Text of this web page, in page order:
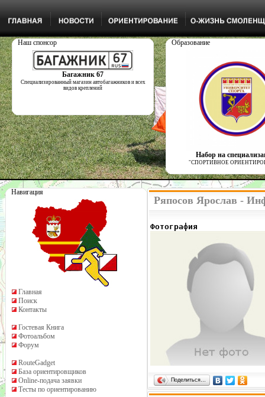
Наш спонсор
Багажник 67
Специализированный магазин автобагажников и всех
видов креплений
Образование
Набор на
"СПОРТИВНОЕ
Навигация
Главная
Поиск
Контакты
Гостевая Книга
Фотоальбом
Форум
RouteGadget
База ориентировщиков
Online-подача заявки
Тесты по ориентированию
Ряпосов Ярослав -
Фотография
Поделиться…